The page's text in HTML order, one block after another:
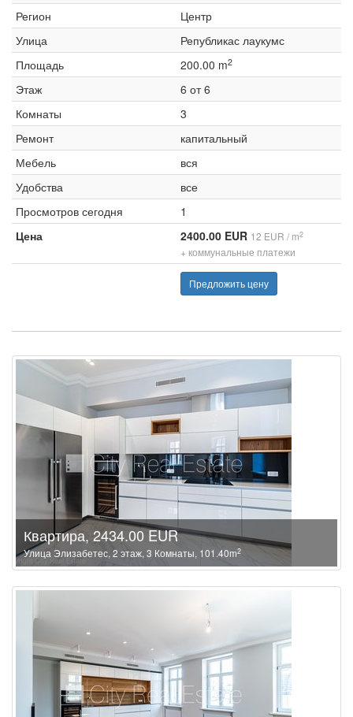
Регион
Центр
Улица
Републикас лаукумс
Площадь
200.00 m2
Этаж
6 от 6
Комнаты
3
Ремонт
капитальный
Мебель
вся
Удобства
все
Просмотров сегодня
1
Цена
2400.00 EUR 12 EUR / m2
+ коммунальные платежи
Предложить цену
Квартира, 2434.00 EUR
Улица Элизабетес, 2 этаж, 3 Комнаты, 101.40m2